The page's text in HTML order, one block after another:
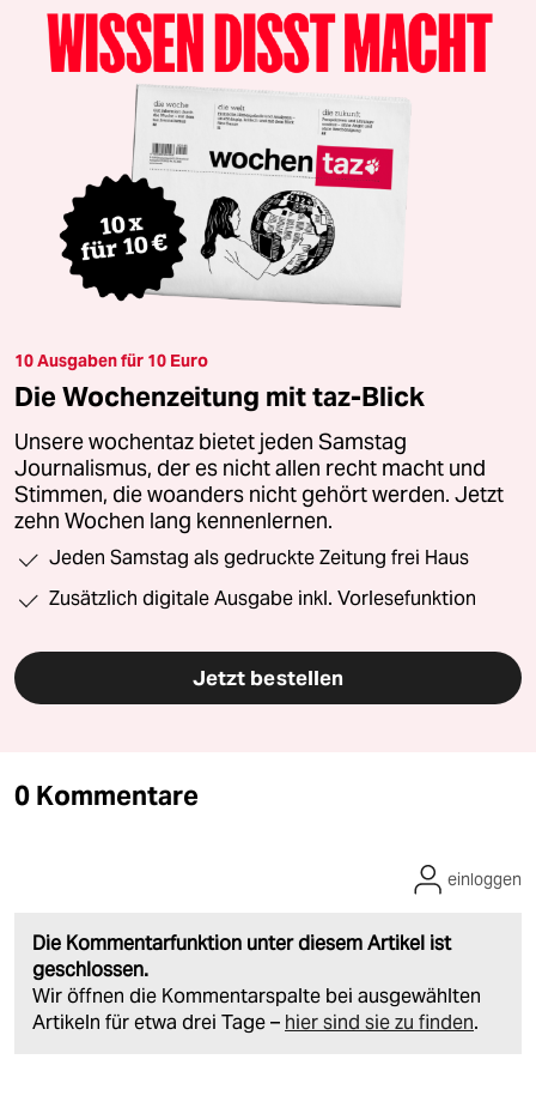
10 Ausgaben für 10 Euro
Die Wochenzeitung mit taz-Blick
Unsere wochentaz bietet jeden Samstag
Journalismus, der es nicht allen recht macht und
Stimmen, die woanders nicht gehört werden. Jetzt
zehn Wochen lang kennenlernen.
Jeden Samstag als gedruckte Zeitung frei Haus
Zusätzlich digitale Ausgabe inkl. Vorlesefunktion
Jetzt bestellen
0 Kommentare
Die Kommentarfunktion unter diesem Artikel ist
geschlossen.
Wir öffnen die Kommentarspalte bei ausgewählten
Artikeln für etwa drei Tage – hier sind sie zu finden.
einloggen